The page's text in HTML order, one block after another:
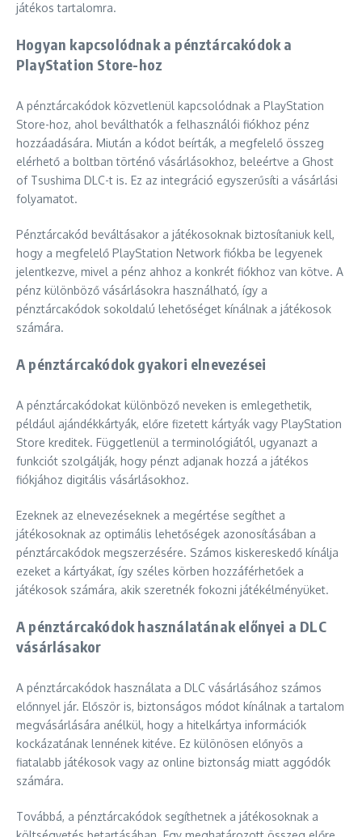
játékos tartalomra.
Hogyan kapcsolódnak a pénztárcakódok a
PlayStation Store-hoz
A pénztárcakódok közvetlenül kapcsolódnak a PlayStation
Store-hoz, ahol beválthatók a felhasználói fiókhoz pénz
hozzáadására. Miután a kódot beírták, a megfelelő összeg
elérhető a boltban történő vásárlásokhoz, beleértve a Ghost
of Tsushima DLC-t is. Ez az integráció egyszerűsíti a vásárlási
folyamatot.
Pénztárcakód beváltásakor a játékosoknak biztosítaniuk kell,
hogy a megfelelő PlayStation Network fiókba be legyenek
jelentkezve, mivel a pénz ahhoz a konkrét fiókhoz van kötve. A
pénz különböző vásárlásokra használható, így a
pénztárcakódok sokoldalú lehetőséget kínálnak a játékosok
számára.
A pénztárcakódok gyakori elnevezései
A pénztárcakódokat különböző neveken is emlegethetik,
például ajándékkártyák, előre fizetett kártyák vagy PlayStation
Store kreditek. Függetlenül a terminológiától, ugyanazt a
funkciót szolgálják, hogy pénzt adjanak hozzá a játékos
fiókjához digitális vásárlásokhoz.
Ezeknek az elnevezéseknek a megértése segíthet a
játékosoknak az optimális lehetőségek azonosításában a
pénztárcakódok megszerzésére. Számos kiskereskedő kínálja
ezeket a kártyákat, így széles körben hozzáférhetőek a
játékosok számára, akik szeretnék fokozni játékélményüket.
A pénztárcakódok használatának előnyei a DLC
vásárlásakor
A pénztárcakódok használata a DLC vásárlásához számos
előnnyel jár. Először is, biztonságos módot kínálnak a tartalom
megvásárlására anélkül, hogy a hitelkártya információk
kockázatának lennének kitéve. Ez különösen előnyös a
fiatalabb játékosok vagy az online biztonság miatt aggódók
számára.
Továbbá, a pénztárcakódok segíthetnek a játékosoknak a